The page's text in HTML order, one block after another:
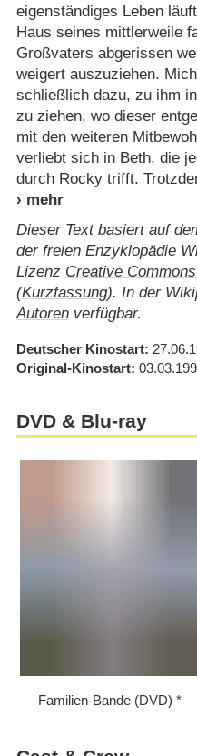
eigenständiges Leben
Haus seines mittlerweile
Großvaters abgerissen
weigert auszuziehen.
schließlich dazu, zu ihm
zu ziehen, wo dieser
mit den weiteren
verliebt sich in Beth, die
durch Rocky trifft.
Dieser Text basiert auf
der freien Enzyklopädie
Lizenz Creative
(Kurzfassung). In der
Autorenverfügbar.
Deutscher Kinostart
Original-Kinostart
DVD & Blu-ray
Familien-Bande (DVD)